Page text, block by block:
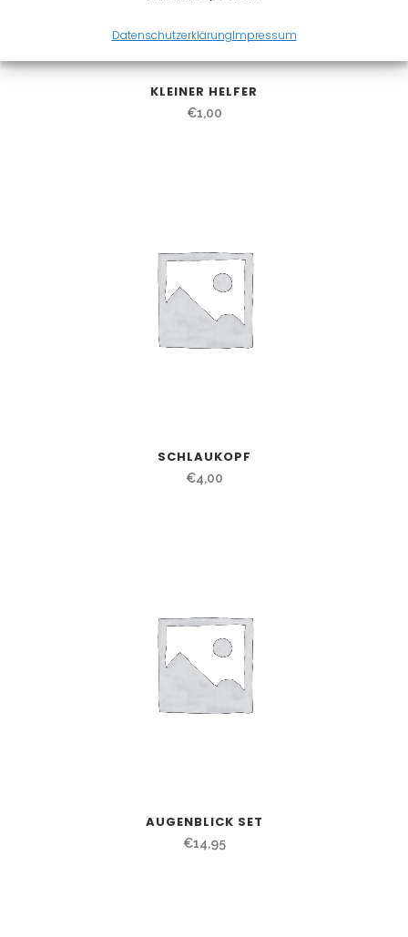
DatenschutzerklärungImpressum
KLEINER HELFER
€1,00
SCHLAUKOPF
€4,00
AUGENBLICK SET
€14,95